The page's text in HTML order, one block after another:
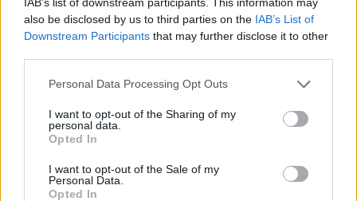
also be disclosed by us to third parties on the IAB’s List of
Downstream Participants that may further disclose it to other
Please note that this website/app uses one or more Google
not limited to your visit or usage behaviour. You may click to
grant or deny consent to Google and its third-party tags to
use your data for below specified purposes in below Google
consent section.
Personal Data Processing Opt Outs
I want to opt-out of the Sharing of my
personal data.
Opted In
I want to opt-out of the Sale of my
Personal Data.
Opted In
συμμετείχαν και σε οπαδικά επεισόδια.
ΔΙΑΒΑΣΕ ΑΚΟΜΗ:
Νέο έκτακτο δελτίο της ΕΜΥ: Προ των πυλών τα 43άρια,
ποιες θα είναι οι πιο ζεστές ημέρες
Όλα όσα βρήκε η ΕΛ.ΑΣ για την εγκληματική οργάνωση
που συμμετείχαν και οπαδοί του Παναθηναϊκού